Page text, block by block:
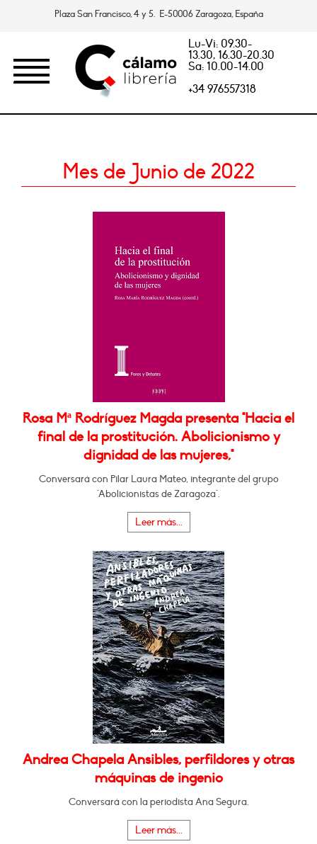
Plaza San Francisco, 4 y 5. E-50006 Zaragoza, España
Lu-Vi: 09.30-
13.30, 16.30-20.30
Sa: 10.00-14.00
+34 976557318
Mes de Junio de 2022
Rosa Mª Rodríguez Magda presenta "Hacia el
final de la prostitución. Abolicionismo y
dignidad de las mujeres,"
Conversará con Pilar Laura Mateo, integrante del grupo
"Abolicionistas de Zaragoza".
Leer más...
Andrea Chapela Ansibles, perfildores y otras
máquinas de ingenio
Conversará con la periodista Ana Segura.
Leer más...